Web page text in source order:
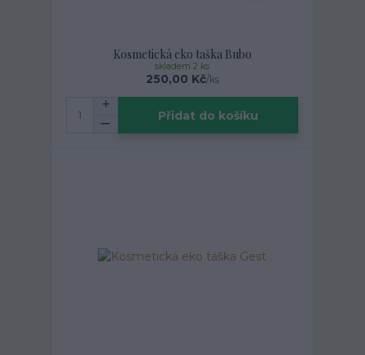
Kosmetická eko taška Bubo
250,00 Kč/ks
skladem 2 ks
Přidat do košíku